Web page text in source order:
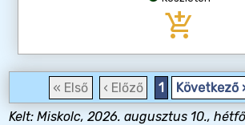
add_shopping_cart
« Első ‹ Előző 1 Következő
Kelt: Miskolc, 2026. augusztus 10., hétfő